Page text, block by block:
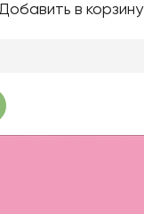
в корзину